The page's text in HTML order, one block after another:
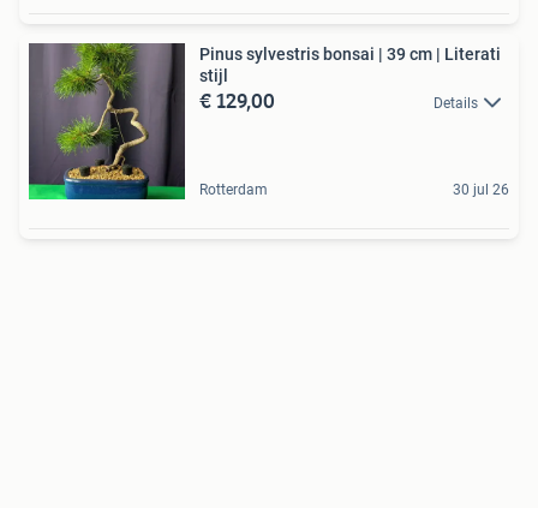
Pinus sylvestris bonsai | 39 cm | Literati
stijl
€ 129,00 Details
Rotterdam 30 jul 26